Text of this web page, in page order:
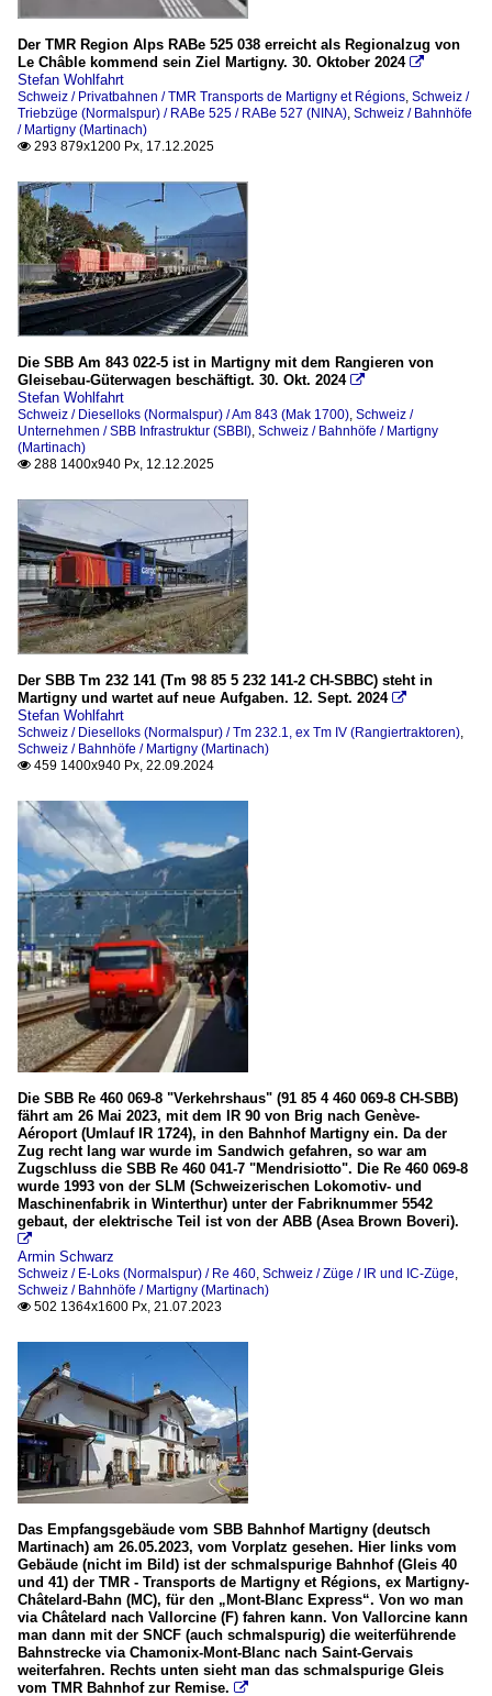
Der TMR Region Alps RABe 525 038 erreicht als Regionalzug von
Le Châble kommend sein Ziel Martigny. 30. Oktober 2024 
Stefan Wohlfahrt
Schweiz / Privatbahnen / TMR Transports de Martigny et Régions, Schweiz /
Triebzüge (Normalspur) / RABe 525 / RABe 527 (NINA), Schweiz / Bahnhöfe
/ Martigny (Martinach)
 293 879x1200 Px, 17.12.2025
Die SBB Am 843 022-5 ist in Martigny mit dem Rangieren von
Gleisebau-Güterwagen beschäftigt. 30. Okt. 2024 
Stefan Wohlfahrt
Schweiz / Dieselloks (Normalspur) / Am 843 (Mak 1700), Schweiz /
Unternehmen / SBB Infrastruktur (SBBI), Schweiz / Bahnhöfe / Martigny
(Martinach)
 288 1400x940 Px, 12.12.2025
Der SBB Tm 232 141 (Tm 98 85 5 232 141-2 CH-SBBC) steht in
Martigny und wartet auf neue Aufgaben. 12. Sept. 2024 
Stefan Wohlfahrt
Schweiz / Dieselloks (Normalspur) / Tm 232.1, ex Tm IV (Rangiertraktoren),
Schweiz / Bahnhöfe / Martigny (Martinach)
 459 1400x940 Px, 22.09.2024
Die SBB Re 460 069-8 "Verkehrshaus" (91 85 4 460 069-8 CH-SBB)
fährt am 26 Mai 2023, mit dem IR 90 von Brig nach Genève-
Aéroport (Umlauf IR 1724), in den Bahnhof Martigny ein. Da der
Zug recht lang war wurde im Sandwich gefahren, so war am
Zugschluss die SBB Re 460 041-7 "Mendrisiotto". Die Re 460 069-8
wurde 1993 von der SLM (Schweizerischen Lokomotiv- und
Maschinenfabrik in Winterthur) unter der Fabriknummer 5542
gebaut, der elektrische Teil ist von der ABB (Asea Brown Boveri).

Armin Schwarz
Schweiz / E-Loks (Normalspur) / Re 460 Schweiz / Züge / IR und IC-Züge
Schweiz / Bahnhöfe / Martigny (Martinach)
 502 1364x1600 Px, 21.07.2023
Das Empfangsgebäude vom SBB Bahnhof Martigny (deutsch
Martinach) am 26.05.2023, vom Vorplatz gesehen. Hier links vom
Gebäude (nicht im Bild) ist der schmalspurige Bahnhof (Gleis 40
und 41) der TMR - Transports de Martigny et Régions, ex Martigny-
Châtelard-Bahn (MC), für den „Mont-Blanc Express“. Von wo man
via Châtelard nach Vallorcine (F) fahren kann. Von Vallorcine kann
man dann mit der SNCF (auch schmalspurig) die weiterführende
Bahnstrecke via Chamonix-Mont-Blanc nach Saint-Gervais
weiterfahren. Rechts unten sieht man das schmalspurige Gleis
vom TMR Bahnhof zur Remise. 